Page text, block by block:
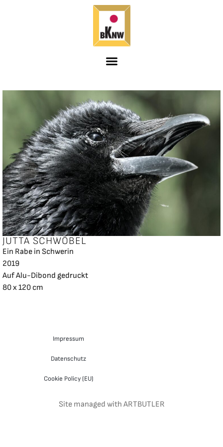
JUTTA SCHWÖBEL
Ein Rabe in Schwerin
2019
Auf Alu-Dibond gedruckt
80 x 120 cm
Impressum
Datenschutz
Cookie Policy (EU)
Site managed with ARTBUTLER